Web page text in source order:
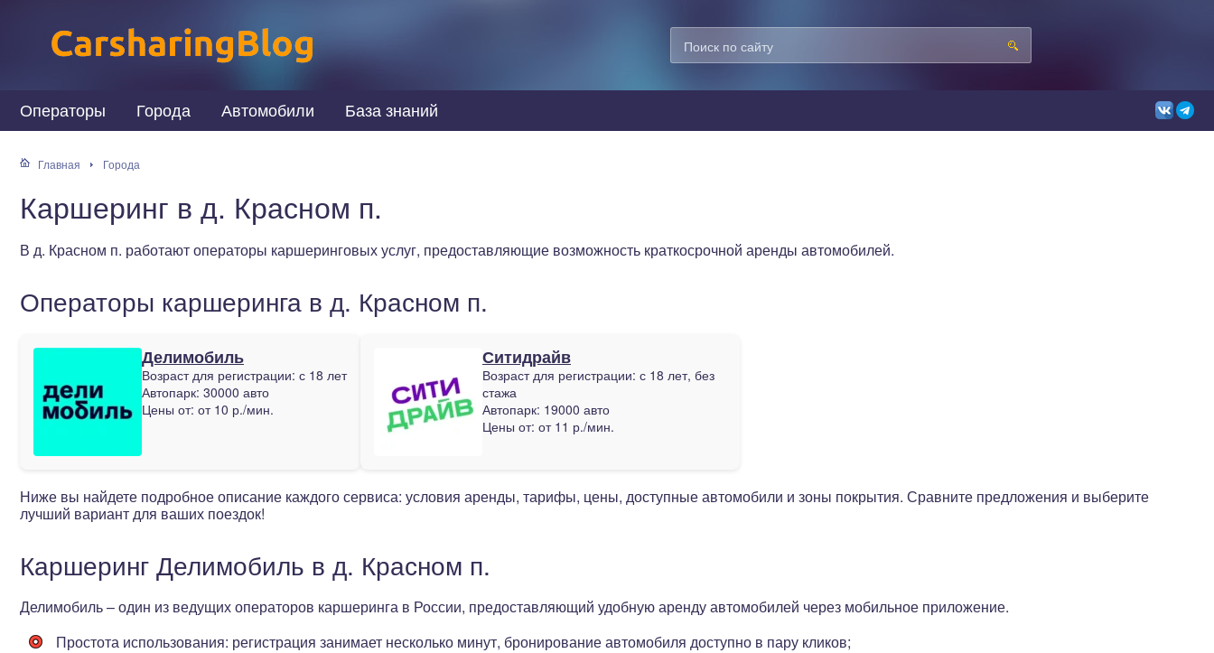
Операторы Города Автомобили База знаний
Главная Города
Каршеринг в д. Красном п.
В д. Красном п. работают операторы каршеринговых услуг, предоставляющие возможность краткосрочной аренды автомобилей.
Операторы каршеринга в д. Красном п.
Делимобиль
Возраст для регистрации: с 18 лет
Автопарк: 30000 авто
Цены от: от 10 р./мин.
Ситидрайв
Возраст для регистрации: с 18 лет, без
стажа
Автопарк: 19000 авто
Цены от: от 11 р./мин.
Ниже вы найдете подробное описание каждого сервиса: условия аренды, тарифы, цены, доступные автомобили и зоны покрытия. Сравните предложения и выберите
лучший вариант для ваших поездок!
Каршеринг Делимобиль в д. Красном п.
Делимобиль – один из ведущих операторов каршеринга в России, предоставляющий удобную аренду автомобилей через мобильное приложение.
Простота использования: регистрация занимает несколько минут, бронирование автомобиля доступно в пару кликов;